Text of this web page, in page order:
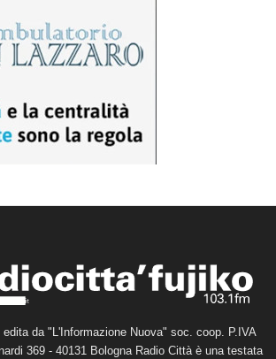
da "L'Informazione Nuova" soc. coop. P.IVA
369 - 40131 Bologna Radio Città è una testata